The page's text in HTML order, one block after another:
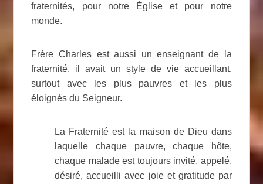
fraternités, pour notre Église et pour notre
monde.
Frère Charles est aussi un enseignant de la
fraternité, il avait un style de vie accueillant,
surtout avec les plus pauvres et les plus
éloignés du Seigneur.
La Fraternité est la maison de Dieu dans
laquelle chaque pauvre, chaque hôte,
chaque malade est toujours invité, appelé,
désiré, accueilli avec joie et gratitude par